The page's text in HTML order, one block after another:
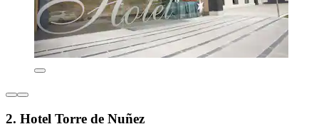
2. Hotel Torre de Nuñez